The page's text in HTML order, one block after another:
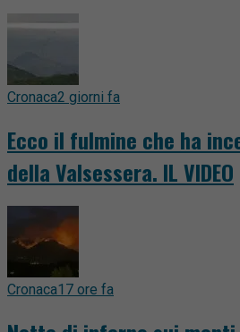
Cronaca2 giorni fa
Ecco il fulmine che ha
della Valsessera. IL VIDEO
Cronaca17 ore fa